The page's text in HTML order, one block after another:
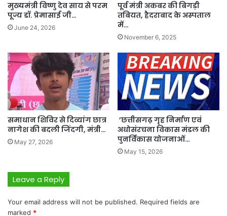
मुख्यमंत्री विष्णु देव साय से परम
पूज्य डॉ. प्रेमासाई जी…
June 24, 2026
पूर्व मंत्री अकबर की बिगड़ी
तबियत, हैदराबाद के अस्पताल
में…
November 6, 2025
समाधान शिविर से दिव्यांग छात्र
नागेश की बदली जिंदगी, मंत्री…
May 27, 2026
’छत्तीसगढ़ गृह निर्माण एवं
अधोसंरचना विकास मंडल की
पुनर्विकास योजनाओं…
May 15, 2026
Leave a Reply
Your email address will not be published. Required fields are
marked *